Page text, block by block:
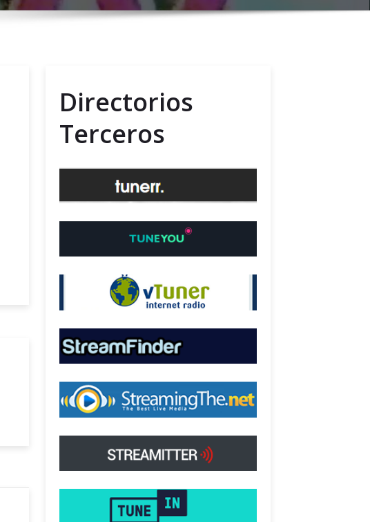
Directorios
Terceros